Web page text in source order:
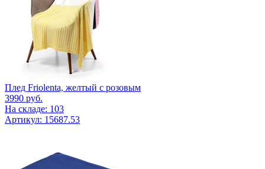
Плед Friolenta, желтый с розовым
3990 руб.
На складе: 103
Артикул: 15687.53